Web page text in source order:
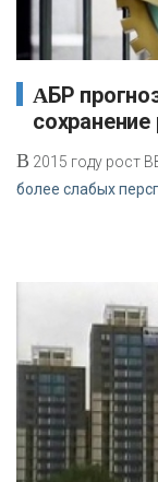
АБР прогнозирует в Казахстане
В 2015 году рост
более слабых